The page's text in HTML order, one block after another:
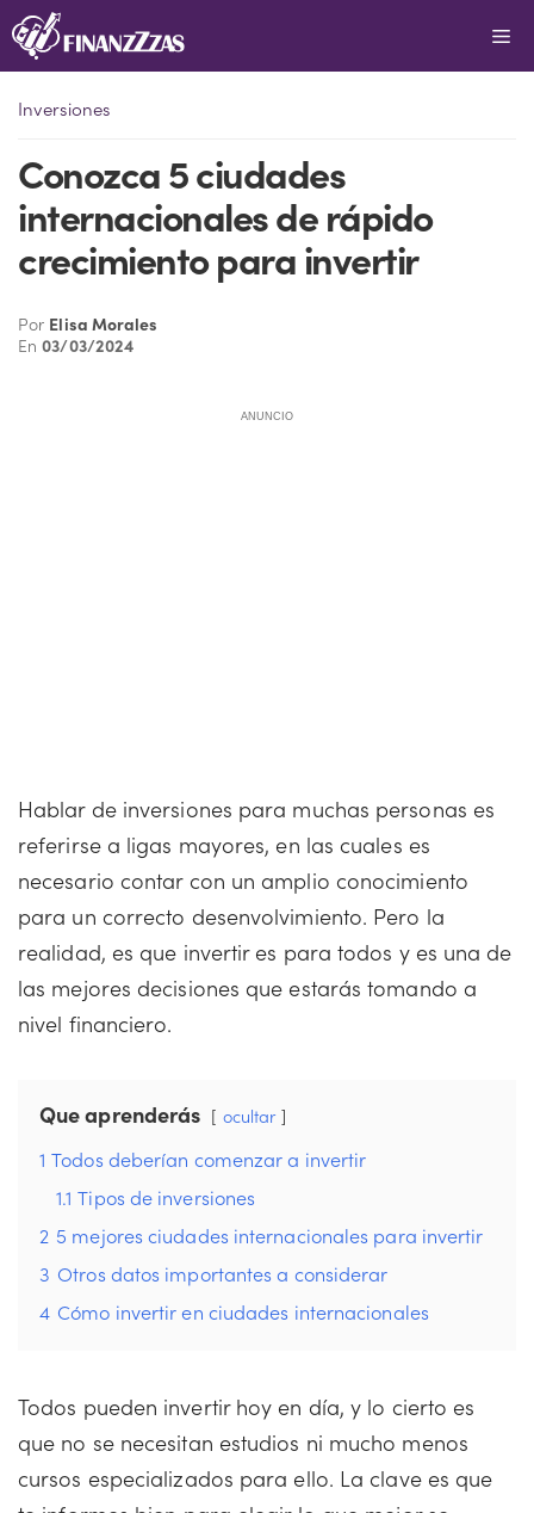
Saltar
al
Inversiones
Conozca 5 ciudades
internacionales de rápido
crecimiento para invertir
Por Elisa Morales
En03/03/2024
ANUNCIO
Hablar de inversiones para muchas personas es
referirse a ligas mayores, en las cuales es
necesario contar con un amplio conocimiento
para un correcto desenvolvimiento. Pero la
realidad, es que invertir es para todos y es una de
las mejores decisiones que estarás tomando a
nivel financiero.
Que aprenderás ocultar
1 Todos deberían comenzar a invertir
1.1 Tipos de inversiones
2 5 mejores ciudades internacionales para invertir
3 Otros datos importantes a considerar
4 Cómo invertir en ciudades internacionales
Todos pueden invertir hoy en día, y lo cierto es
que no se necesitan estudios ni mucho menos
cursos especializados para ello. La clave es que